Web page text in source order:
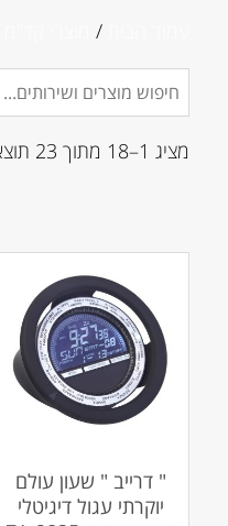
/
מציג 1–18 מתוך 23 תוצאות
" דרייב " שעון עולם
יוקרתי עגול דיגיטלי